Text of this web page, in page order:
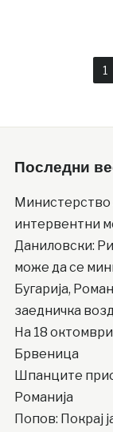
1
Последни
Министерство
интервентни
Даниловски:
може да се
Бугарија,
заедничка
На 18
Брвеница
Шпанците
Романија
Попов: Покрај